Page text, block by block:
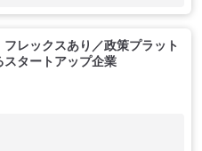
フレックスあり／政策プラット
タートアップ企業